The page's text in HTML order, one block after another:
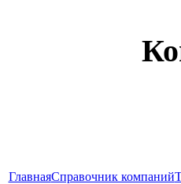
ГлавнаяСправочник компаний